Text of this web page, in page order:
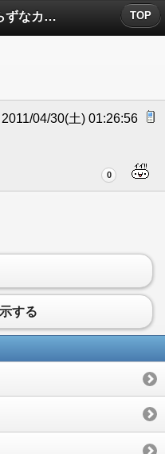
No.6396 恥知らずなカイ使いがいた！についたコメント TOP
04/30(土) 01:26:56
0
する